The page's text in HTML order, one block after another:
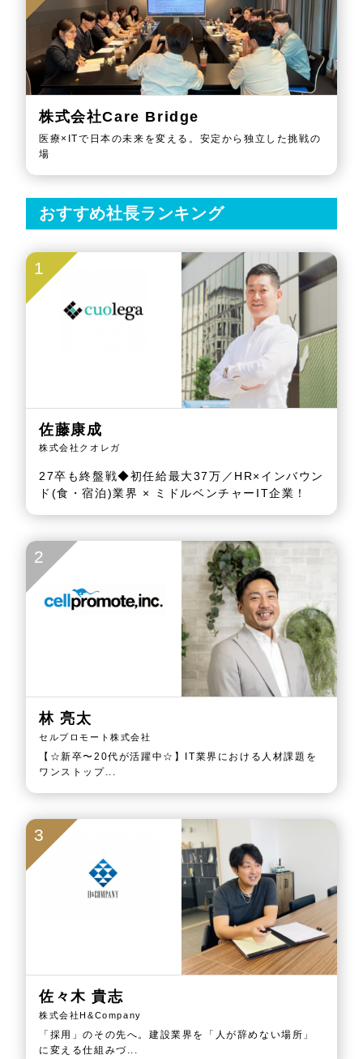
株式会社Care Bridge
医療×ITで日本の未来を変える。安定から独立した挑戦の
場
おすすめ社長ランキング
1
佐藤康成
株式会社クオレガ
27卒も終盤戦◆初任給最大37万／HR×インバウン
ド(食・宿泊)業界 × ミドルベンチャーIT企業！
2
林 亮太
セルプロモート株式会社
【☆新卒〜20代が活躍中☆】IT業界における人材課題を
ワンストップ...
3
佐々木 貴志
株式会社H&Company
「採用」のその先へ。建設業界を「人が辞めない場所」
に変える仕組みづ...